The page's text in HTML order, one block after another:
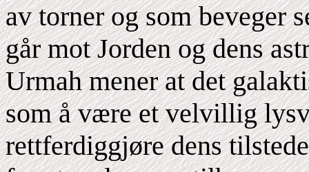
av torner og som beveger
går mot Jorden og dens
Urmah mener at det
som å være et velvillig
rettferdiggjøre dens